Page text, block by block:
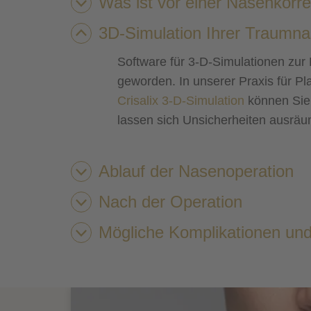
Im Rahmen der Erstvorstellung
analysieren. So können wir auf
fotografische Dokumentation
Nasenkorrektur aussehen soll.
Um das Risiko postoperativer
Einnahme vonAspirin
3D-Simulation Ihrer
Software für 3-D-Simulationen
geworden. In unserer Praxis für
Crisalix 3-D-Simulation können
lassen sich Unsicherheiten
Ablauf der Nasenoperation
Klinikum Dritter
Nach der Operation
Mögliche Komplikationen